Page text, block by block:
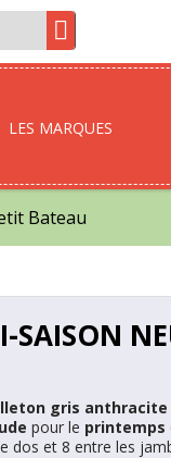
LES MARQUES
Bateau
SAISON
gris
pour le printemps
dos et 8 entre les